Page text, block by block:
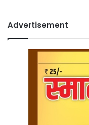
Advertisement